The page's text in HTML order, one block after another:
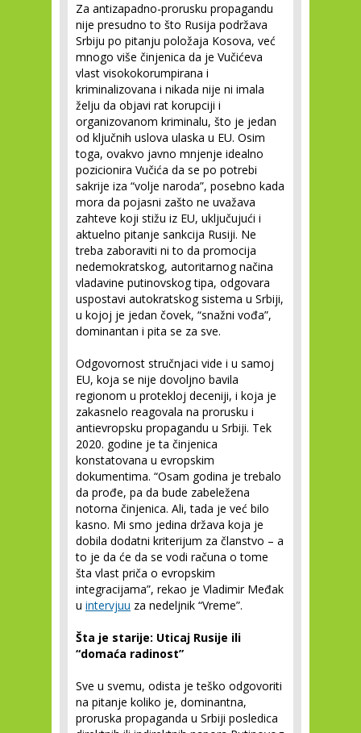
Za antizapadno-prorusku propagandu
nije presudno to što Rusija podržava
Srbiju po pitanju položaja Kosova, već
mnogo više činjenica da je Vučićeva
vlast visokokorumpirana i
kriminalizovana i nikada nije ni imala
želju da objavi rat korupciji i
organizovanom kriminalu, što je jedan
od ključnih uslova ulaska u EU. Osim
toga, ovakvo javno mnjenje idealno
pozicionira Vučića da se po potrebi
sakrije iza “volje naroda”, posebno kada
mora da pojasni zašto ne uvažava
zahteve koji stižu iz EU, uključujući i
aktuelno pitanje sankcija Rusiji. Ne
treba zaboraviti ni to da promocija
nedemokratskog, autoritarnog načina
vladavine putinovskog tipa, odgovara
uspostavi autokratskog sistema u Srbiji,
u kojoj je jedan čovek, “snažni vođa”,
dominantan i pita se za sve.
Odgovornost stručnjaci vide i u samoj
EU, koja se nije dovoljno bavila
regionom u protekloj deceniji, i koja je
zakasnelo reagovala na prorusku i
antievropsku propagandu u Srbiji. Tek
2020. godine je ta činjenica
konstatovana u evropskim
dokumentima. “Osam godina je trebalo
da prođe, pa da bude zabeležena
notorna činjenica. Ali, tada je već bilo
kasno. Mi smo jedina država koja je
dobila dodatni kriterijum za članstvo – a
to je da će da se vodi računa o tome
šta vlast priča o evropskim
integracijama”, rekao je Vladimir Međak
u intervjuu za nedeljnik “Vreme”.
Šta je starije: Uticaj Rusije ili
“domaća radinost”
Sve u svemu, odista je teško odgovoriti
na pitanje koliko je, dominantna,
proruska propaganda u Srbiji posledica